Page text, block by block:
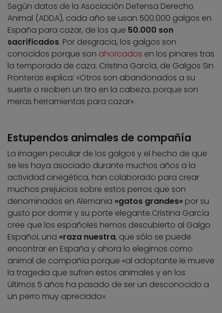
Según datos de la Asociación Defensa Derecho
Animal (ADDA), cada año se usan 500.000 galgos en
España para cazar, de los que 50.000 son
sacrificados. Por desgracia, los galgos son
conocidos porque son ahorcados en los pinares tras
la temporada de caza. Cristina García, de Galgos Sin
Fronteras explica: «Otros son abandonados a su
suerte o reciben un tiro en la cabeza, porque son
meras herramientas para cazar».
Estupendos animales de compañía
La imagen peculiar de los galgos y el hecho de que
se les haya asociado durante muchos años a la
actividad cinegética, han colaborado para crear
muchos prejuicios sobre estos perros que son
denominados en Alemania «gatos grandes» por su
gusto por dormir y su porte elegante.Cristina García
cree que los españoles hemos descubierto al Galgo
Español, una «raza nuestra, que sólo se puede
encontrar en España y ahora lo elegimos como
animal de compañía porque «al adoptante le mueve
la tragedia que sufren estos animales y en los
últimos 5 años ha pasado de ser un desconocido a
un perro muy apreciado».